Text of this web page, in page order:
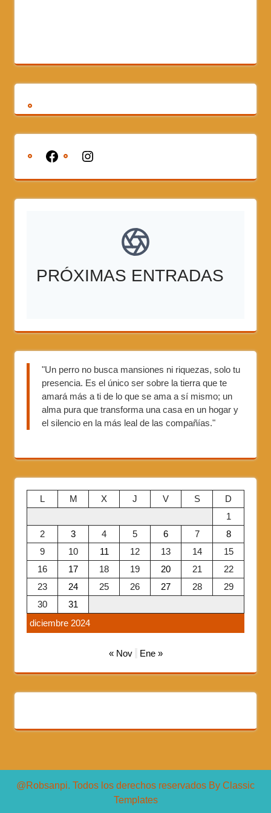
PRÓXIMAS ENTRADAS
"Un perro no busca mansiones ni riquezas, solo tu
presencia. Es el único ser sobre la tierra que te
amará más a ti de lo que se ama a sí mismo; un
alma pura que transforma una casa en un hogar y
el silencio en la más leal de las compañías."
diciembre 2024
L M X J V S
D
1
2
3 4 5 6 7
8
9
10 11 12 13 14
15
16
17 18 19 20 21
22
23
24 25 26 27 28
29
30
31
« Nov Ene »
@Robsanpi. Todos los derechos reservados By Classic
Templates